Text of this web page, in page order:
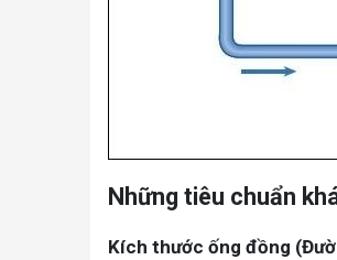
Những tiêu chuẩn
Kích thước ống đồng